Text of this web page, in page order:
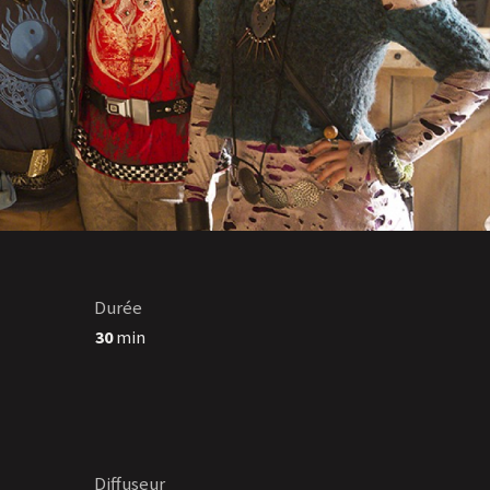
Durée
30min
Diffuseur